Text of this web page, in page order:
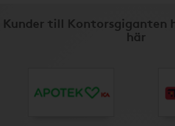
Kunder till Kontorsgiganten
här